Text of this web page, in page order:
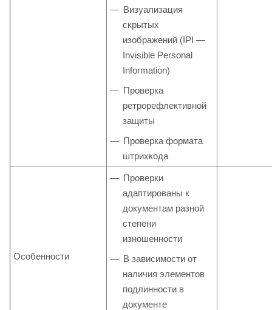
Визуализация
скрытых
изображений (IPI —
Invisible Personal
Information)
Проверка
ретрорефлективной
защиты
Проверка формата
штрихкода
Особенности
Проверки
адаптированы к
документам разной
степени
изношенности
В зависимости от
наличия элементов
подлинности в
документе